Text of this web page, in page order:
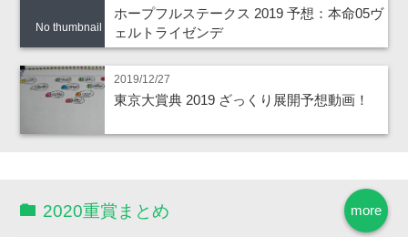
No thumbnail
ホープフルステークス 2019 予想：本命05ヴ
ェルトライゼンデ
2019/12/27
東京大賞典 2019 ざっくり展開予想動画！
more
2020重賞まとめ